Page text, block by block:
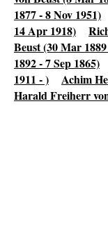
1877 - 8 Nov 1951)
14 Apr 1918)
Beust (30 Mar
1892 - 7 Sep 1865)
1911 - )
Achim
Harald Freiherr